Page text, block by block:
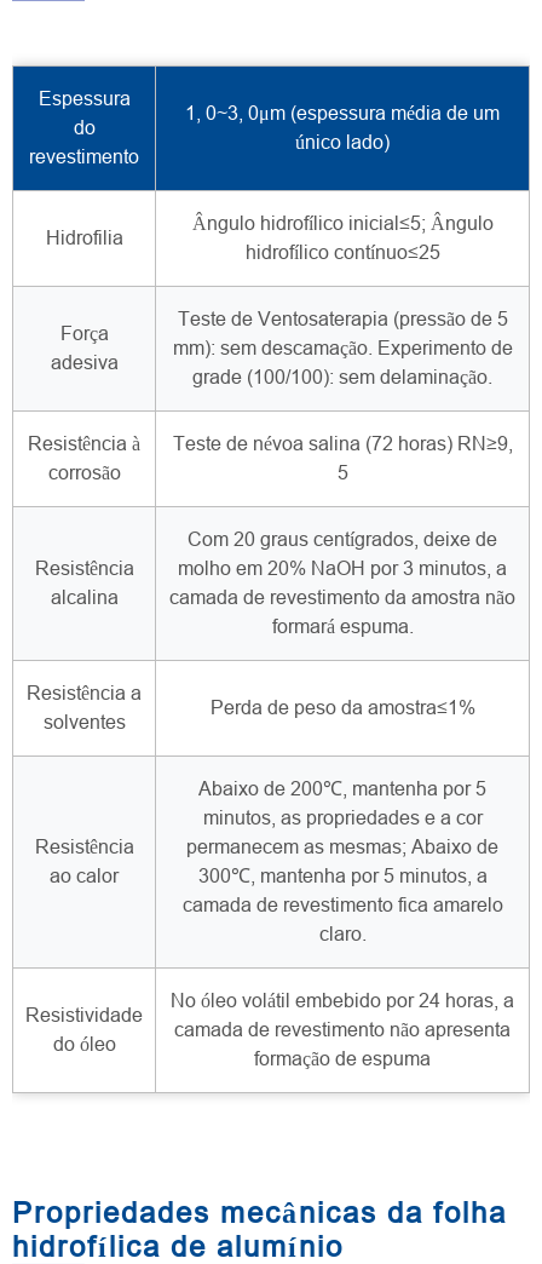
Espessura
do
revestimento
1, 0~3, 0μm (espessura média de um
único lado)
Hidrofilia
Ângulo hidrofílico inicial≤5; Ângulo
hidrofílico contínuo≤25
Força
adesiva
Teste de Ventosaterapia (pressão de 5
mm): sem descamação. Experimento de
grade (100/100): sem delaminação.
Resistência à
corrosão
Teste de névoa salina (72 horas) RN≥9,
5
Resistência
alcalina
Com 20 graus centígrados, deixe de
molho em 20% NaOH por 3 minutos, a
camada de revestimento da amostra não
formará espuma.
Resistência a
solventes
Perda de peso da amostra≤1%
Resistência
ao calor
Abaixo de 200℃, mantenha por 5
minutos, as propriedades e a cor
permanecem as mesmas; Abaixo de
300℃, mantenha por 5 minutos, a
camada de revestimento fica amarelo
claro.
Resistividade
do óleo
No óleo volátil embebido por 24 horas, a
camada de revestimento não apresenta
formação de espuma
Propriedades mecânicas da folha
hidrofílica de alumínio